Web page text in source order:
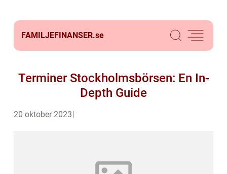
FAMILJEFINANSER.se
Terminer Stockholmsbörsen: En In-
Depth Guide
20 oktober 2023